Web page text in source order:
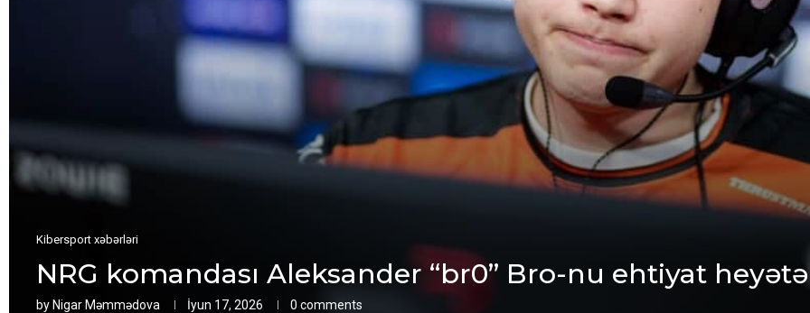
Kibersport xəbərləri
NRG komandası Aleksander “br0” Bro-nu ehtiyat
by Nigar Məmmədova İyun 17, 2026 0 comments